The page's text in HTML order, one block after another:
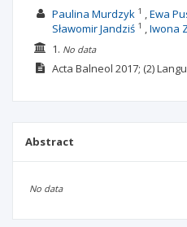
Paulina Murdzyk 1 Ewa
Sławomir Jandziś1 Iwona
1. No data
Acta Balneol 2017; (2)
Abstract
No data